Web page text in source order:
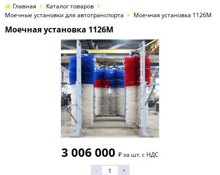
Главная
Каталог товаров
Моечные установки для автотранспорта
Моечная установка 1126М
Моечная установка 1126М
3 006 000 ₽ за шт. с НДС
-
+